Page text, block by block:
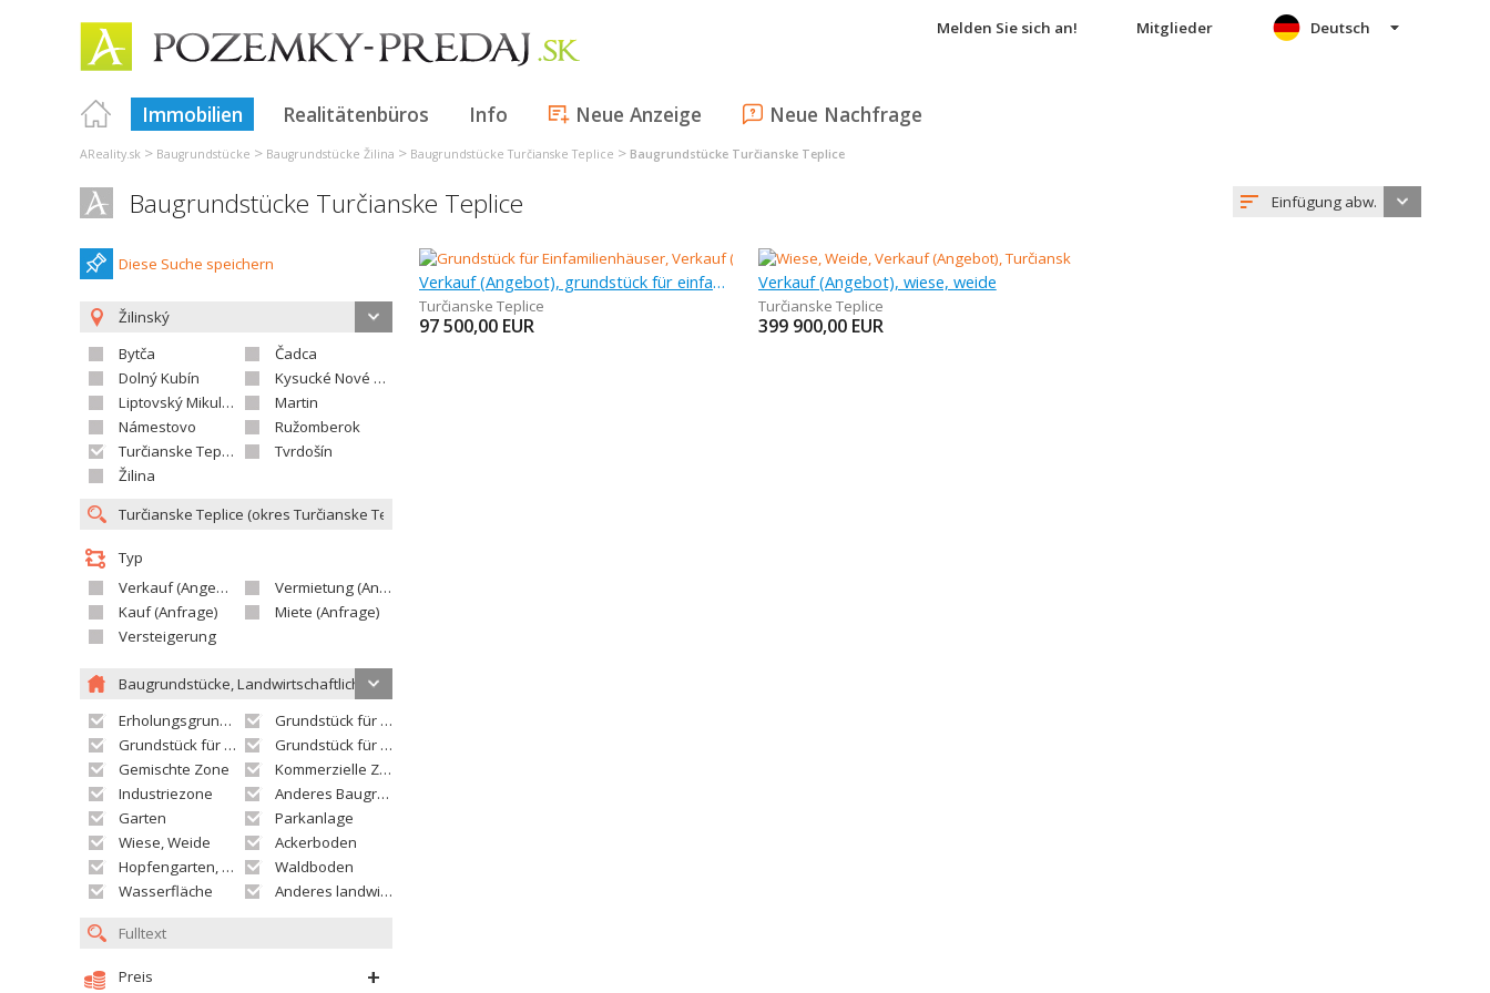
Melden Sie sich an! Mitglieder
Immobilien Realitätenbüros Info Neue Anzeige Neue Nachfrage
Deutsch
AReality.sk > Baugrundstücke > Baugrundstücke Žilina > Baugrundstücke Turčianske Teplice > Baugrundstücke Turčianske Teplice
Baugrundstücke Turčianske Teplice Einfügung abw.
Diese Suche speichern
Žilinský
Bytča
Čadca
Dolný Kubín
Kysucké Nové Mesto
Liptovský Mikuláš
Martin
Námestovo
Ružomberok
Turčianske Teplice
Tvrdošín
Žilina
Typ
Verkauf (Angebot)
Vermietung (Angebot)
Kauf (Anfrage)
Miete (Anfrage)
Versteigerung
Baugrundstücke, Landwirtschaftliche grundstücke
Erholungsgrundstück
Grundstück für Einfamilienhäuser
Grundstück für Wohnhäuser
Grundstück für Versorgungseinrichtungen
Gemischte Zone
Kommerzielle Zone
Industriezone
Anderes Baugrundstück
Garten
Parkanlage
Wiese, Weide
Ackerboden
Hopfengarten, Weingarten
Waldboden
Wasserfläche
Anderes landwirtschaftliches Grundstück
Preis
Verkauf (Angebot), grundstück für einfamilienhäuser, 1 445 m
Turčianske Teplice
97 500,00 EUR
Verkauf (Angebot), wiese, weide
Turčianske Teplice
399 900,00 EUR